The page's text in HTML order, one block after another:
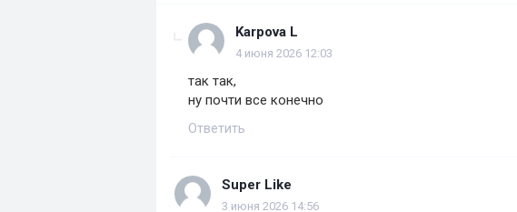
Karpova L
4 июня 2026 12:03
так так,
ну почти все конечно
Ответить
Super Like
3 июня 2026 14:56